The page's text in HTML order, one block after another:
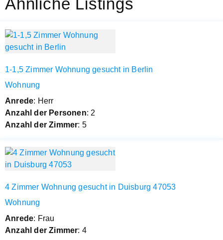
Ähnliche Listings
1-1,5 Zimmer Wohnung gesucht in Berlin
Wohnung
Anrede: Herr
Anzahl der Personen: 2
Anzahl der Zimmer: 5
4 Zimmer Wohnung gesucht in Duisburg 47053
Wohnung
Anrede: Frau
Anzahl der Zimmer: 4